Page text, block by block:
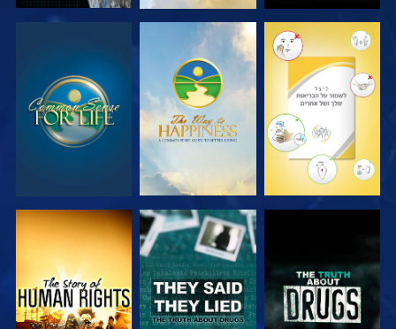
צפה צפה צפה
צפה צפה